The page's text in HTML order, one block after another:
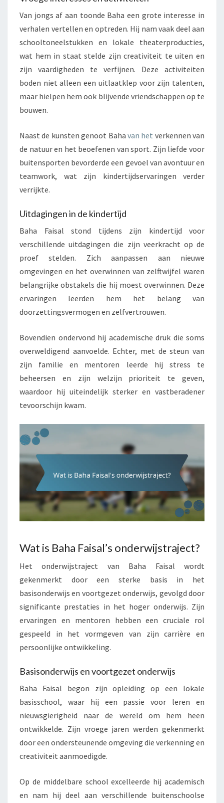
Van jongs af aan toonde Baha een grote interesse in
verhalen vertellen en optreden. Hij nam vaak deel aan
schooltoneelstukken en lokale theaterproducties,
wat hem in staat stelde zijn creativiteit te uiten en
zijn vaardigheden te verfijnen. Deze activiteiten
boden niet alleen een uitlaatklep voor zijn talenten,
maar hielpen hem ook blijvende vriendschappen op te
bouwen.
Naast de kunsten genoot Baha van het verkennen van
de natuur en het beoefenen van sport. Zijn liefde voor
buitensporten bevorderde een gevoel van avontuur en
teamwork, wat zijn kindertijdservaringen verder
verrijkte.
Uitdagingen in de kindertijd
Baha Faisal stond tijdens zijn kindertijd voor
verschillende uitdagingen die zijn veerkracht op de
proef stelden. Zich aanpassen aan nieuwe
omgevingen en het overwinnen van zelftwijfel waren
belangrijke obstakels die hij moest overwinnen. Deze
ervaringen leerden hem het belang van
doorzettingsvermogen en zelfvertrouwen.
Bovendien ondervond hij academische druk die soms
overweldigend aanvoelde. Echter, met de steun van
zijn familie en mentoren leerde hij stress te
beheersen en zijn welzijn prioriteit te geven,
waardoor hij uiteindelijk sterker en vastberadener
tevoorschijn kwam.
Wat is Baha Faisal’s onderwijstraject?
Het onderwijstraject van Baha Faisal wordt
gekenmerkt door een sterke basis in het
basisonderwijs en voortgezet onderwijs, gevolgd door
significante prestaties in het hoger onderwijs. Zijn
ervaringen en mentoren hebben een cruciale rol
gespeeld in het vormgeven van zijn carrière en
persoonlijke ontwikkeling.
Basisonderwijs en voortgezet onderwijs
Baha Faisal begon zijn opleiding op een lokale
basisschool, waar hij een passie voor leren en
nieuwsgierigheid naar de wereld om hem heen
ontwikkelde. Zijn vroege jaren werden gekenmerkt
door een ondersteunende omgeving die verkenning en
creativiteit aanmoedigde.
Op de middelbare school excelleerde hij academisch
en nam hij deel aan verschillende buitenschoolse